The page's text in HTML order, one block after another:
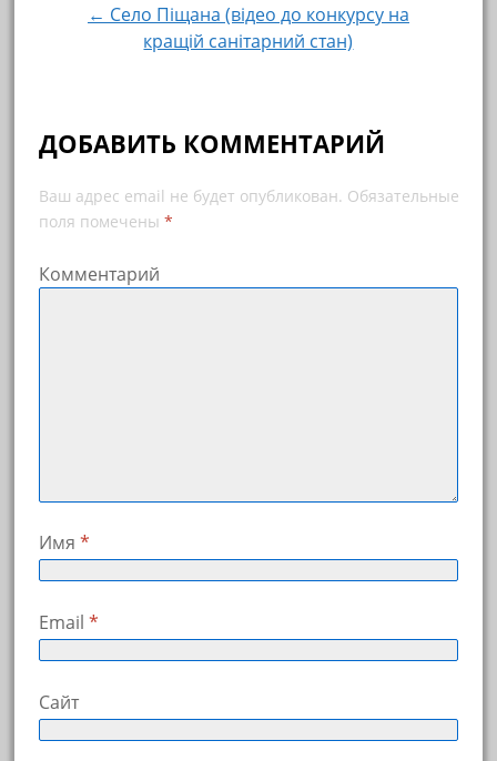
← Село Піщана (відео до конкурсу на
кращій санітарний стан)
ДОБАВИТЬ КОММЕНТАРИЙ
Ваш адрес email не будет опубликован. Обязательные
поля помечены *
Комментарий
Имя *
Email *
Сайт